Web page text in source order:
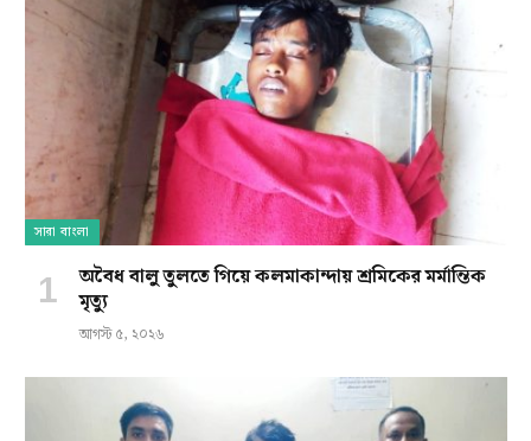
সারা বাংলা
অবৈধ বালু তুলতে গিয়ে কলমাকান্দায় শ্রমিকের মর্মান্তিক
মৃত্যু
আগস্ট ৫, ২০২৬